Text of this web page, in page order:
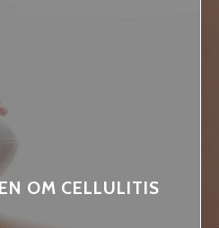
OM CELLULITIS